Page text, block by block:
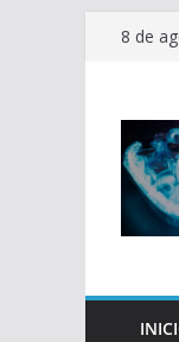
Saltar8 de